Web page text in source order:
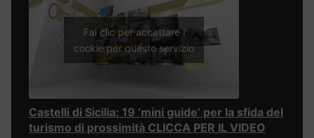
Fai clic per accettare i
cookie per questo servizio
Castelli di Sicilia: 19 ‘mini guide’ per la sfida del
turismo di prossimità CLICCA PER IL VIDEO